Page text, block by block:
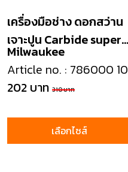
Milwaukee
เครื่องมือช่าง ดอกสว่าน
เจาะปูน Carbide super
masonry drill
Article no. : 786000 10
202 บาท 310 บาท
เลือกไซส์